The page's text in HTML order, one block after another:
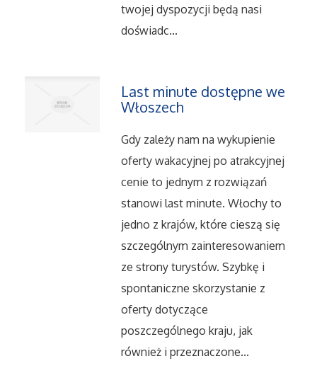
Ślub i Wesele
Sprzątanie, Porządkowanie
Serwis
Opieka
Noclegi
Hotele i Noclegi
Podróże
twojej dyspozycji będą nasi
doświadc...
Last minute dostępne we
Włoszech
Gdy zależy nam na wykupienie
oferty wakacyjnej po atrakcyjnej
cenie to jednym z rozwiązań
stanowi last minute. Włochy to
jedno z krajów, które cieszą się
szczególnym zainteresowaniem
ze strony turystów. Szybkę i
spontaniczne skorzystanie z
oferty dotyczące
poszczególnego kraju, jak
również i przeznaczone...